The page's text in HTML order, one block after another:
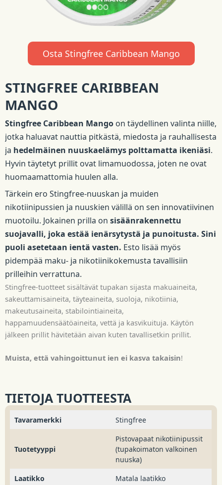
Osta Stingfree Caribbean Mango
STINGFREE CARIBBEAN
MANGO
Stingfree Caribbean Mango on täydellinen valinta niille,
jotka haluavat nauttia pitkästä, miedosta ja rauhallisesta
ja hedelmäinen nuuskaelämys polttamatta ikeniäsi.
Hyvin täytetyt prillit ovat limamuodossa, joten ne ovat
huomaamattomia huulen alla.
Tärkein ero Stingfree-nuuskan ja muiden
nikotiinipussien ja nuuskien välillä on sen innovatiivinen
muotoilu. Jokainen prilla on sisäänrakennettu
suojavalli, joka estää ienärsytystä ja punoitusta. Sini
puoli asetetaan ientä vasten. Esto lisää myös
pidempää maku- ja nikotiinikokemusta tavallisiin
prilleihin verrattuna.
Stingfree-tuotteet sisältävät tupakan sijasta makuaineita,
sakeuttamisaineita, täyteaineita, suoloja, nikotiinia,
makeutusaineita, stabilointiaineita,
happamuudensäätöaineita, vettä ja kasvikuituja. Käytön
jälkeen prillit hävitetään aivan kuten tavallisetkin prillit.
Muista, että vahingoittunut ien ei kasva takaisin!
TIETOJA TUOTTEESTA
Tavaramerkki Stingfree
Tuotetyyppi
Pistovapaat nikotiinipussit
(tupakoimaton valkoinen
nuuska)
Laatikko
Matala laatikko